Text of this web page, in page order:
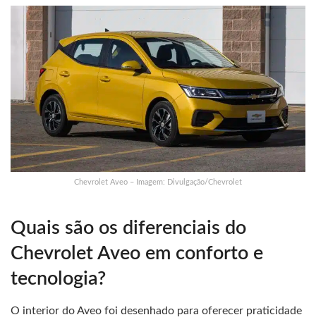
Chevrolet Aveo – Imagem: Divulgação/Chevrolet
Quais são os diferenciais do
Chevrolet Aveo em conforto e
tecnologia?
O interior do Aveo foi desenhado para oferecer praticidade